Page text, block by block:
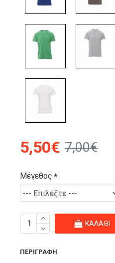
5,50€ 7,00€
Μέγεθος
ΚΑΛΆΘΙ
ΠΕΡΙΓΡΑΦΉ